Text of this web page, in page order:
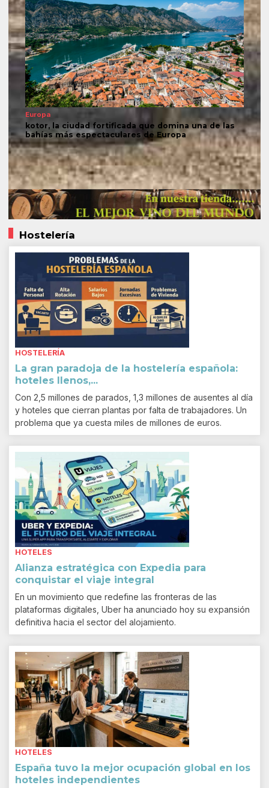
Europa
kotor, la ciudad fortificada que domina una de las
bahías más espectaculares de Europa
Hostelería
HOSTELERÍA
La gran paradoja de la hostelería española:
hoteles llenos,...
Con 2,5 millones de parados, 1,3 millones de ausentes al día
y hoteles que cierran plantas por falta de trabajadores. Un
problema que ya cuesta miles de millones de euros.
HOTELES
Alianza estratégica con Expedia para
conquistar el viaje integral
En un movimiento que redefine las fronteras de las
plataformas digitales, Uber ha anunciado hoy su expansión
definitiva hacia el sector del alojamiento.
HOTELES
España tuvo la mejor ocupación global en los
hoteles independientes